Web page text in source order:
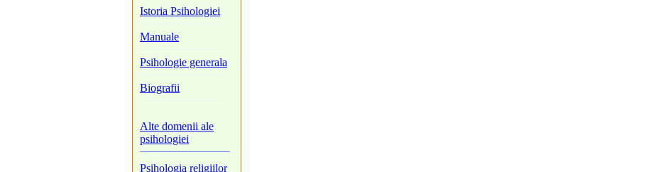
Istoria Psihologiei
Manuale
Psihologie generala
Biografii
Alte domenii ale
psihologiei
Psihologia religiilor